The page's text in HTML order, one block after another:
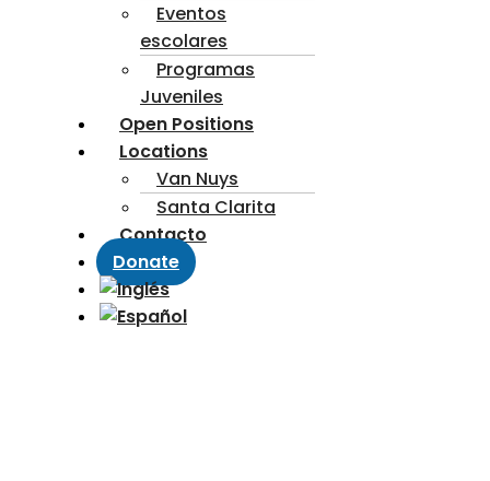
Eventos
escolares
Programas
Juveniles
Open Positions
Locations
Van Nuys
Santa Clarita
Contacto
Donate